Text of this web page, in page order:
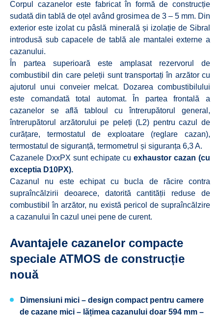
Corpul cazanelor este fabricat în formă de construcție
sudată din tablă de oțel având grosimea de 3 – 5 mm. Din
exterior este izolat cu pâslă minerală și izolație de Sibral
introdusă sub capacele de tablă ale mantalei externe a
cazanului.
În partea superioară este amplasat rezervorul de
combustibil din care peleții sunt transportați în arzător cu
ajutorul unui conveier melcat. Dozarea combustibilului
este comandată total automat. În partea frontală a
cazanelor se află tabloul cu întrerupătorul general,
întrerupătorul arzătorului pe peleți (L2) pentru cazul de
curățare, termostatul de exploatare (reglare cazan),
termostatul de siguranță, termometrul și siguranța 6,3 A.
Cazanele DxxPX sunt echipate cu exhaustor cazan (cu
exceptia D10PX).
Cazanul nu este echipat cu bucla de răcire contra
supraîncălzirii deoarece, datorită cantității reduse de
combustibil în arzător, nu există pericol de supraîncălzire
a cazanului în cazul unei pene de curent.
Avantajele cazanelor compacte
speciale ATMOS de construcție
nouă
Dimensiuni mici – design compact pentru camere
de cazane mici – lățimea cazanului doar 594 mm –